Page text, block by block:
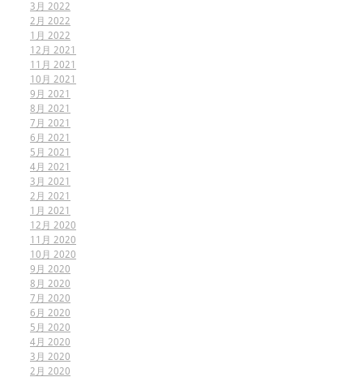
3月 2022
2月 2022
1月 2022
12月 2021
11月 2021
10月 2021
9月 2021
8月 2021
7月 2021
6月 2021
5月 2021
4月 2021
3月 2021
2月 2021
1月 2021
12月 2020
11月 2020
10月 2020
9月 2020
8月 2020
7月 2020
6月 2020
5月 2020
4月 2020
3月 2020
2月 2020